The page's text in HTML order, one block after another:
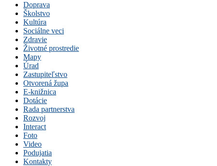
Doprava
Školstvo
Kultúra
Sociálne veci
Zdravie
Životné prostredie
Mapy
Úrad
Zastupiteľstvo
Otvorená župa
E-knižnica
Dotácie
Rada partnerstva
Rozvoj
Interact
Foto
Video
Podujatia
Kontakty